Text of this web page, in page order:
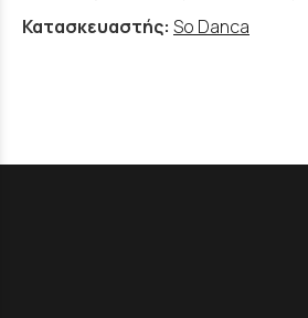
Κατασκευαστής: So Danca